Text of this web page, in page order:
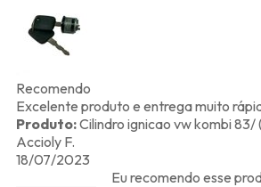
Recomendo
Excelente produto e entrega muito
Produto:Cilindro ignicao vw kombi 83/
Accioly F.
18/07/2023
Eu recomendo esse